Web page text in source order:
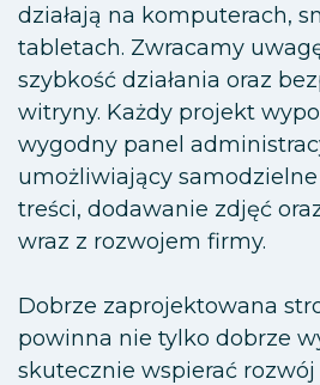
działają na komputerach,
tabletach. Zwracamy
szybkość działania oraz
witryny. Każdy projekt
wygodny panel
umożliwiający
treści, dodawanie zdjęć
wraz z rozwojem firmy.
Dobrze zaprojektowana
powinna nie tylko dobrze
skutecznie wspierać rozwój